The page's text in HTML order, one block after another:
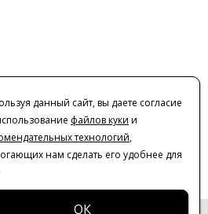
данный сайт, вы даете согласие
файлов куки и
технологий,
нам сделать его удобнее для